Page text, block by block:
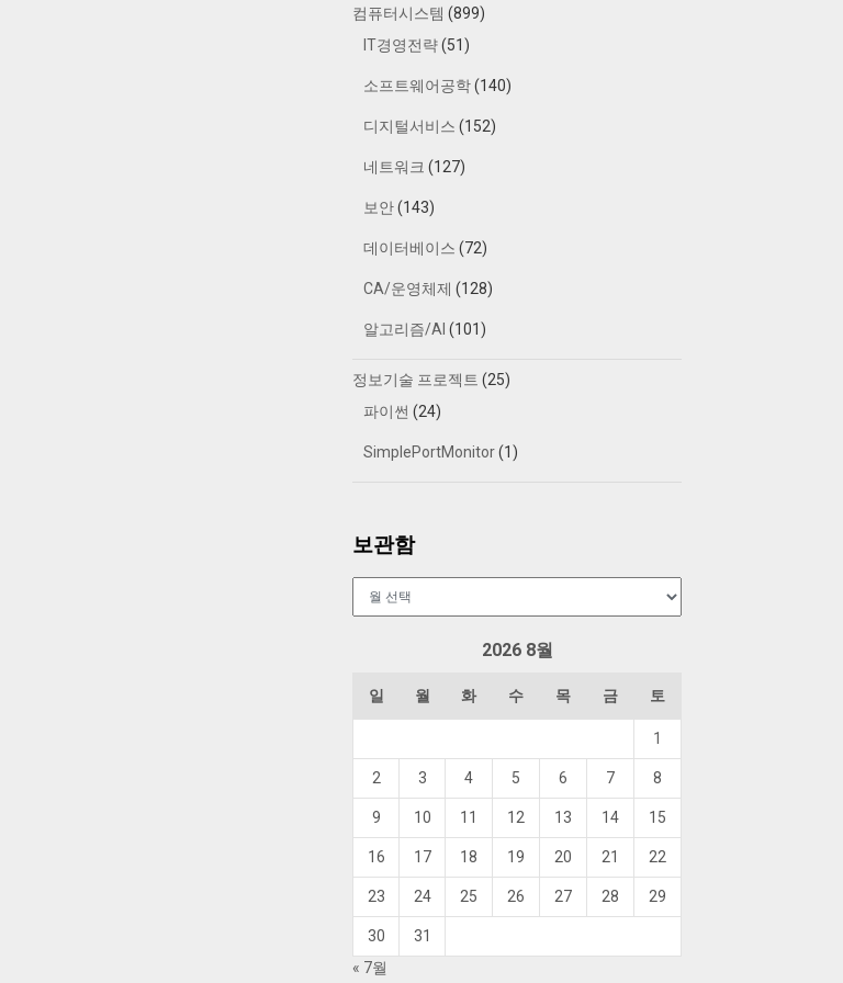
컴퓨터시스템 (899)
IT경영전략(51)
소프트웨어공학(140)
디지털서비스 (152)
네트워크 (127)
보안(143)
데이터베이스 (72)
CA/운영체제 (128)
알고리즘/AI (101)
정보기술 프로젝트 (25)
파이썬 (24)
SimplePortMonitor(1)
보관함
2026 8월
일 월 화 수 목 금 토
1
2 3 4 5 6 7 8
9 10 11 12 13 14 15
16 17 18 19 20 21 22
23 24 25 26 27 28 29
30
31
« 7월